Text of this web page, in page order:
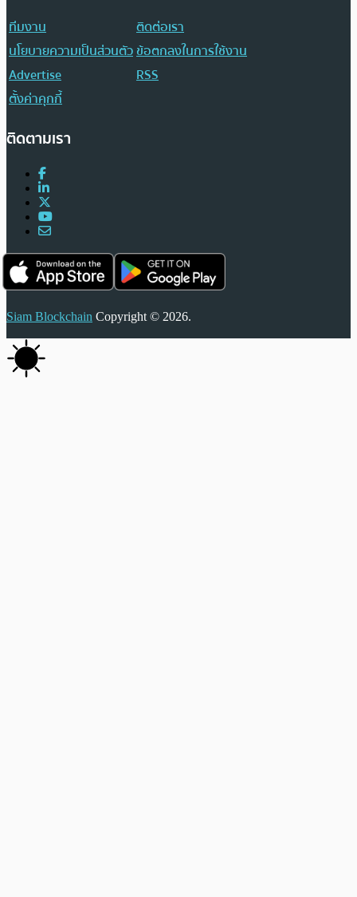
ทีมงาน
ติดต่อเรา
นโยบายความเป็นส่วนตัวข้อตกลงในการใช้งาน
Advertise
RSS
ตั้งค่าคุกกี้
ติดตามเรา
Siam Blockchain Copyright © 2026.